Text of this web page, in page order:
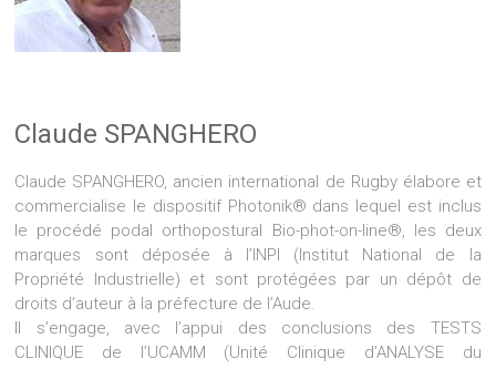
Claude SPANGHERO
Claude SPANGHERO, ancien international de Rugby élabore et
commercialise le dispositif Photonik® dans lequel est inclus
le procédé podal orthopostural Bio-phot-on-line®, les deux
marques sont déposée à l’INPI (Institut National de la
Propriété Industrielle) et sont protégées par un dépôt de
droits d’auteur à la préfecture de l’Aude.
Il s’engage, avec l’appui des conclusions des TESTS
CLINIQUE de l’UCAMM (Unité Clinique d’ANALYSE du